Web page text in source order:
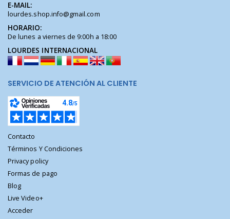
E-MAIL:
lourdes.shop.info@gmail.com
HORARIO:
De lunes a viernes de 9:00h a 18:00
LOURDES INTERNACIONAL
SERVICIO DE ATENCIÓN AL CLIENTE
Contacto
Términos Y Condiciones
Privacy policy
Formas de pago
Blog
Live Video+
Acceder